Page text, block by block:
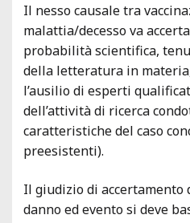
Il nesso causale tra
malattia/decesso va
probabilità scientifica,
della letteratura in
l’ausilio di esperti
dell’attività di ricerca
caratteristiche del caso
preesistenti).
Il giudizio di accertamento
danno ed evento si deve